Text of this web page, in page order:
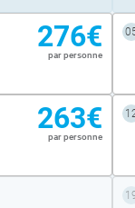
276€
par personne
263€
par personne